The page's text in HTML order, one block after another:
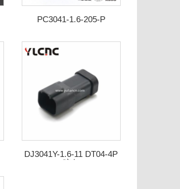
PC3041-1.6-205-P
DJ3041Y-1.6-11 DT04-4P
暗灰